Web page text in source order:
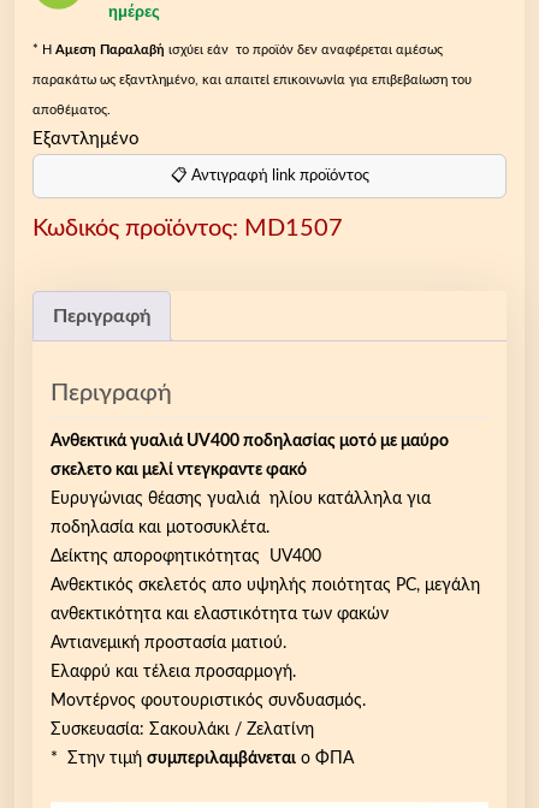
ημέρες
* Η Aμεση Παραλαβή ισχύει εάν το προϊόν δεν αναφέρεται αμέσως
παρακάτω ως εξαντλημένο, και απαιτεί επικοινωνία για επιβεβαίωση του
αποθέματος.
Εξαντλημένο
📋 Αντιγραφή link προϊόντος
Κωδικός προϊόντος: MD1507
Περιγραφή
Περιγραφή
Ανθεκτικά γυαλιά UV400 ποδηλασίας μοτό με μαύρο
σκελετο και μελί ντεγκραντε φακό
Ευρυγώνιας θέασης γυαλιά ηλίου κατάλληλα για
ποδηλασία και μοτοσυκλέτα.
Δείκτης αποροφητικότητας UV400
Ανθεκτικός σκελετός απο υψηλής ποιότητας PC, μεγάλη
ανθεκτικότητα και ελαστικότητα των φακών
Αντιανεμική προστασία ματιού.
Ελαφρύ και τέλεια προσαρμογή.
Μοντέρνος φουτουριστικός συνδυασμός.
Συσκευασία: Σακουλάκι / Ζελατίνη
* Στην τιμή συμπεριλαμβάνεται ο ΦΠΑ